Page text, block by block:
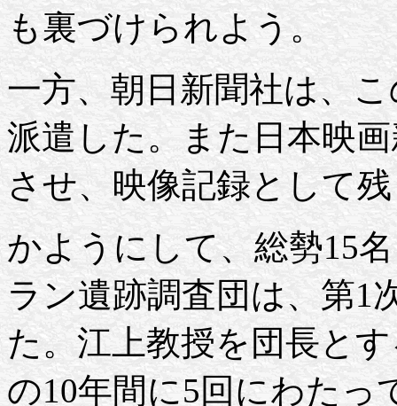
も裏づけられよう。
一方、朝日新聞社は、
派遣した。また日本映
させ、映像記録として
かようにして、総勢15
ラン遺跡調査団は、第1
た。江上教授を団長と
の10年間に5回にわたっ